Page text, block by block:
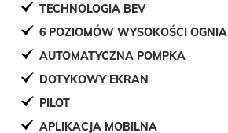
TECHNOLOGIA BEV
6 POZIOMÓW WYSOKOŚCI OGNIA
AUTOMATYCZNA POMPKA
DOTYKOWY EKRAN
PILOT
APLIKACJA MOBILNA